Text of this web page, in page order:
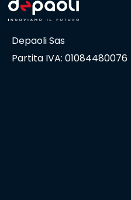
Depaoli Sas
Partita IVA: 01084480076